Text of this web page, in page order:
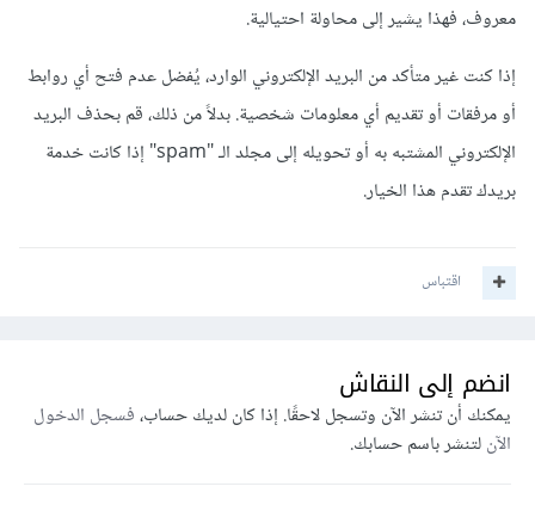
معروف، فهذا يشير إلى محاولة احتيالية.
إذا كنت غير متأكد من البريد الإلكتروني الوارد، يُفضل عدم فتح أي روابط
أو مرفقات أو تقديم أي معلومات شخصية. بدلاً من ذلك، قم بحذف البريد
الإلكتروني المشتبه به أو تحويله إلى مجلد الـ "spam" إذا كانت خدمة
بريدك تقدم هذا الخيار.
اقتباس
انضم إلى النقاش
يمكنك أن تنشر الآن وتسجل لاحقًا. إذا كان لديك حساب،فسجل الدخول
الآنلتنشر باسم حسابك.